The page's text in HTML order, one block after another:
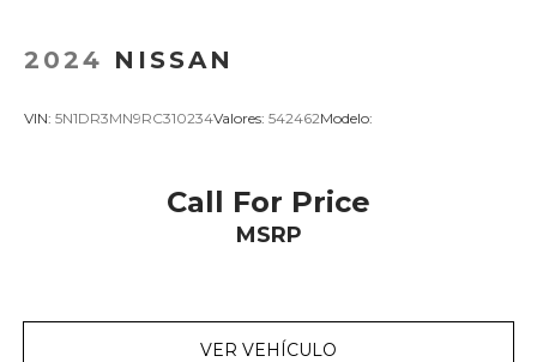
2024 NISSAN
VIN: 5N1DR3MN9RC310234Valores: 542462Modelo:
Call For Price
MSRP
VER VEHÍCULO